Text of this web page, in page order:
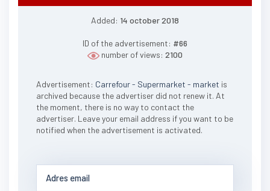
Added: 14 october 2018
ID of the advertisement: #66
number of views: 2100
Advertisement: Carrefour - Supermarket - market is
archived because the advertiser did not renew it. At
the moment, there is no way to contact the
advertiser. Leave your email address if you want to be
notified when the advertisement is activated.